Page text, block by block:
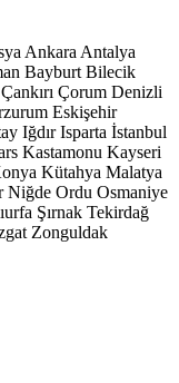
Ankara Antalya
Bayburt Bilecik
Çankırı Çorum Denizli
Eskişehir
Iğdır Isparta İstanbul
Kastamonu Kayseri
Kütahya Malatya
Niğde Ordu Osmaniye
Şırnak Tekirdağ
Zonguldak